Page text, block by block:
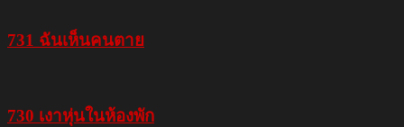
731 ฉันเห็นคนตาย
730 เงาหุ่นในห้องพัก